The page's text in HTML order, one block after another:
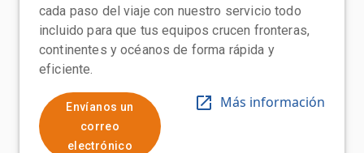
cada paso del viaje con nuestro servicio todo
incluido para que tus equipos crucen fronteras,
continentes y océanos de forma rápida y
eficiente.
Envíanos un
correo
electrónico
Más información